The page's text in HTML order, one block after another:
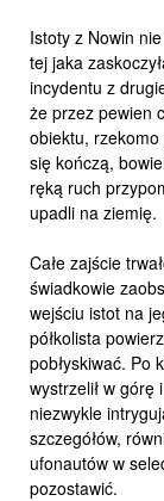
Istoty z Nowin
tej jaka
incydentu z
że przez pewien
obiektu,
się kończą,
ręką ruch
upadli na ziemię.
Całe zajście
świadkowie
wejściu istot na
półkolista
pobłyskiwać. Po
wystrzelił w górę
niezwykle
szczegółów,
ufonautów w
pozostawić.